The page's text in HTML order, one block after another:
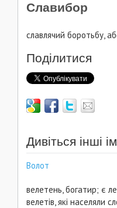
Славибор
славлячий боротьбу,
Поділитися
Дивіться інші
Волот
велетень, богатир; є
велетів, які населяли